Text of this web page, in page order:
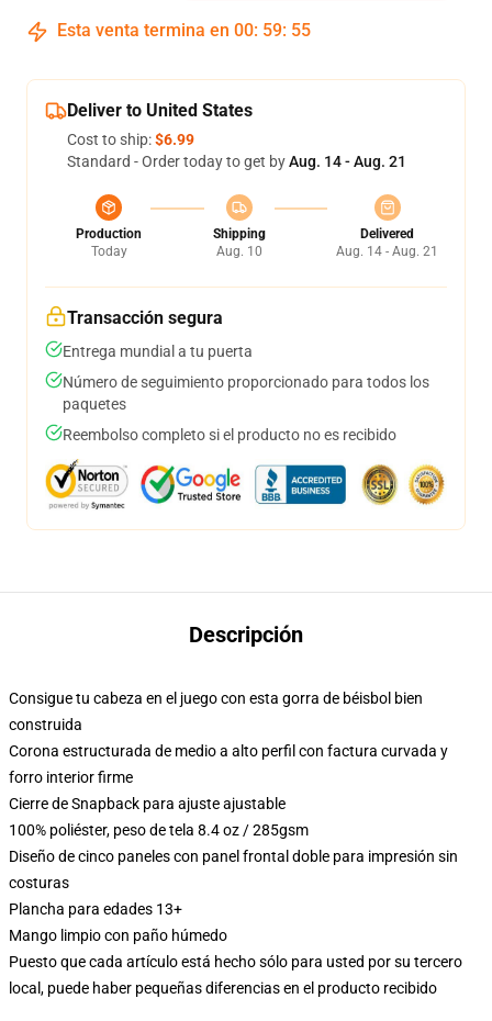
Esta venta termina en 00: 59: 54
Deliver to United States
Cost to ship:$6.99
Standard - Order today to get byAug. 14 - Aug. 21
Production
Today
Shipping
Aug. 10
Delivered
Aug. 14 - Aug. 21
Transacción segura
Entrega mundial a tu puerta
Número de seguimiento proporcionado para todos los
paquetes
Reembolso completo si el producto no es recibido
Descripción
Consigue tu cabeza en el juego con esta gorra de béisbol bien
construida
Corona estructurada de medio a alto perfil con factura curvada y
forro interior firme
Cierre de Snapback para ajuste ajustable
100% poliéster, peso de tela 8.4 oz / 285gsm
Diseño de cinco paneles con panel frontal doble para impresión sin
costuras
Plancha para edades 13+
Mango limpio con paño húmedo
Puesto que cada artículo está hecho sólo para usted por su tercero
local, puede haber pequeñas diferencias en el producto recibido